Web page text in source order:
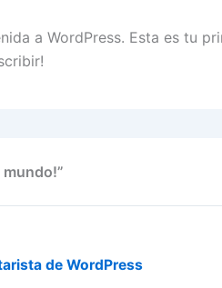
a WordPress. Esta es tu
mundo!”
de WordPress